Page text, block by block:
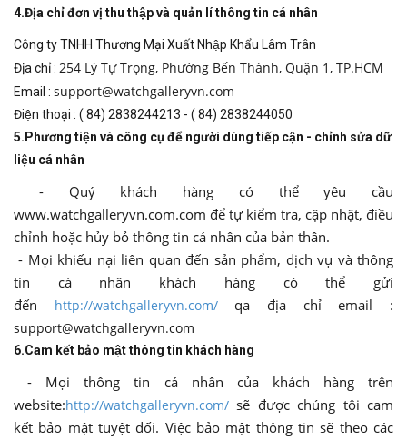
4.Địa chỉ đơn vị thu thập và quản lí thông tin cá nhân
Công ty TNHH Thương Mại Xuất Nhập Khẩu Lâm Trân
Địa chỉ : 254 Lý Tự Trọng, Phường Bến Thành, Quận 1, TP.HCM
Email : support@watchgalleryvn.com
Điện thoại : ( 84) 2838244213 - ( 84) 2838244050
5.Phương tiện và công cụ để người dùng tiếp cận - chỉnh sửa dữ
liệu cá nhân
- Quý khách hàng có thể yêu cầu
www.watchgalleryvn.com.com để tự kiểm tra, cập nhật, điều
chỉnh hoặc hủy bỏ thông tin cá nhân của bản thân.
- Mọi khiếu nại liên quan đến sản phẩm, dịch vụ và thông
tin cá nhân khách hàng có thể gửi
đến http://watchgalleryvn.com/qa địa chỉ email :
support@watchgalleryvn.com
6.Cam kết bảo mật thông tin khách hàng
- Mọi thông tin cá nhân của khách hàng trên
website:http://watchgalleryvn.com/ sẽ được chúng tôi cam
kết bảo mật tuyệt đối. Việc bảo mật thông tin sẽ theo các